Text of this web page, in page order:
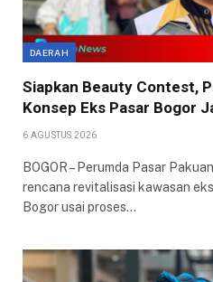
DAERAH
Siapkan Beauty Contest,
Konsep Eks Pasar Bogor
6 AGUSTUS 2026
BOGOR – Perumda Pasar
rencana revitalisasi kawasan
Bogor usai proses…